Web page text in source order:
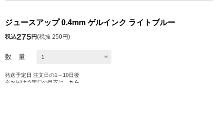
ジュースアップ 0.4mm ゲルインク ライトブルー
税込275円(税抜 250円)
数 量
発送予定日 注文日の1～10日後
※お届け予定日の目安は こちら